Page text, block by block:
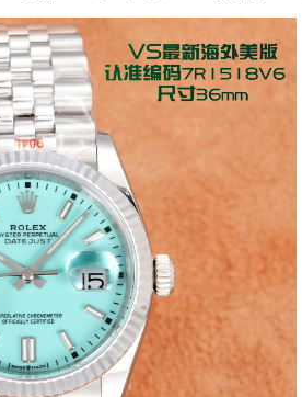
ドFACE
𝗚𝗢𝗢𝗦𝗘
ぼうし
ネクタイ
ハンカチ
スマホケース
サングラス・アイウェ
ア
アクセサリー
マフラー/スカーフ
傘 LOUIS
CHANEL
HERMES
GUCCI
DIOR
FENDI
LINEID
バッグチャーム
バッグストラップ
カード（コイン）ケー
ス
キーケース
時計
ヘアアクセサリー
ブランケット
カーペット絨毯
クッションカバー/ク
ッション
小物入れ収納ボックス
バスタオル
QRコード